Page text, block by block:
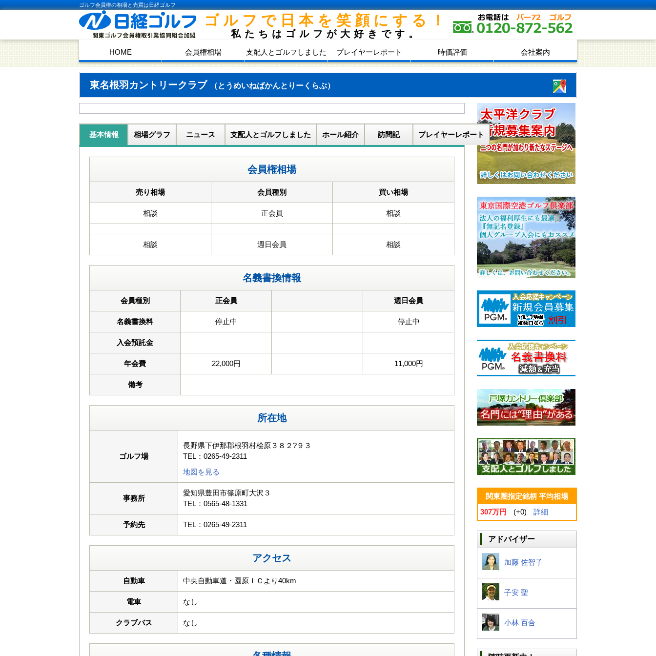
ゴルフ会員権の相場と売買は日経ゴルフ
ゴルフで日本を笑顔にする！
私たちはゴルフが大好きです。
HOME 会員権相場 支配人とゴルフしました プレイヤーレポート 時価評価 会社案内
東名根羽カントリークラブ （とうめいねばかんとりーくらぶ）
基本情報 相場グラフ ニュース 支配人とゴルフしました ホール紹介 訪問記 プレイヤーレポート
会員権相場
売り相場 会員種別 買い相場
相談 正会員 相談
相談 週日会員 相談
名義書換情報
会員種別 正会員 週日会員
名義書換料 停止中 停止中
入会預託金
年会費 22,000円 11,000円
備考
所在地
ゴルフ場
長野県下伊那郡根羽村桧原３８２?９３
TEL：0265-49-2311
地図を見る
事務所
愛知県豊田市篠原町大沢３
TEL：0565-48-1331
予約先 TEL：0265-49-2311
アクセス
自動車 中央自動車道・園原ＩＣより40km
電車 なし
クラブバス なし
関東圏指定銘柄 平均相場
307万円
(+0) 詳細
アドバイザー
加藤 佐智子
子安 聖
小林 百合